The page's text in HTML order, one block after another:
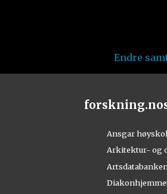
Endre
Ansgar
Arkitektur- og